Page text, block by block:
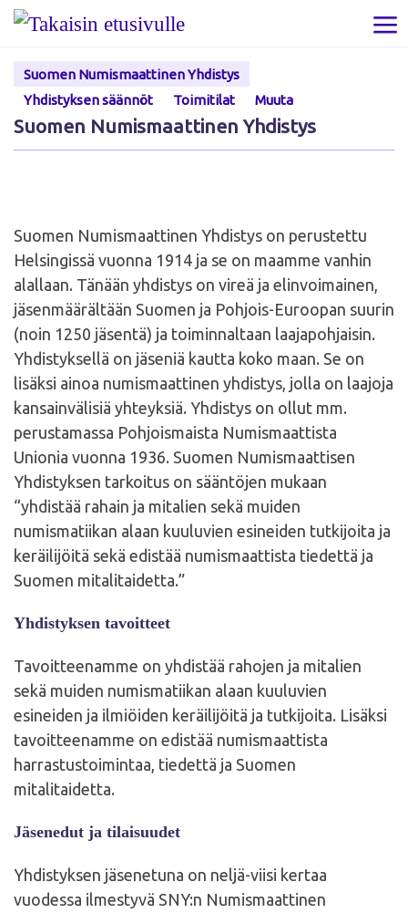
Skip to content
Suomen Numismaattinen Yhdistys
Yhdistyksen säännöt
Toimitilat Muuta
Suomen Numismaattinen Yhdistys
Suomen Numismaattinen Yhdistys on perustettu
Helsingissä vuonna 1914 ja se on maamme vanhin
alallaan. Tänään yhdistys on vireä ja elinvoimainen,
jäsenmäärältään Suomen ja Pohjois-Euroopan suurin
(noin 1250 jäsentä) ja toiminnaltaan laajapohjaisin.
Yhdistyksellä on jäseniä kautta koko maan. Se on
lisäksi ainoa numismaattinen yhdistys, jolla on laajoja
kansainvälisiä yhteyksiä. Yhdistys on ollut mm.
perustamassa Pohjoismaista Numismaattista
Unionia vuonna 1936. Suomen Numismaattisen
Yhdistyksen tarkoitus on sääntöjen mukaan
“yhdistää rahain ja mitalien sekä muiden
numismatiikan alaan kuuluvien esineiden tutkijoita ja
keräilijöitä sekä edistää numismaattista tiedettä ja
Suomen mitalitaidetta.”
Yhdistyksen tavoitteet
Tavoitteenamme on yhdistää rahojen ja mitalien
sekä muiden numismatiikan alaan kuuluvien
esineiden ja ilmiöiden keräilijöitä ja tutkijoita. Lisäksi
tavoitteenamme on edistää numismaattista
harrastustoimintaa, tiedettä ja Suomen
mitalitaidetta.
Jäsenedut ja tilaisuudet
Yhdistyksen jäsenetuna on neljä-viisi kertaa
vuodessa ilmestyvä SNY:n Numismaattinen